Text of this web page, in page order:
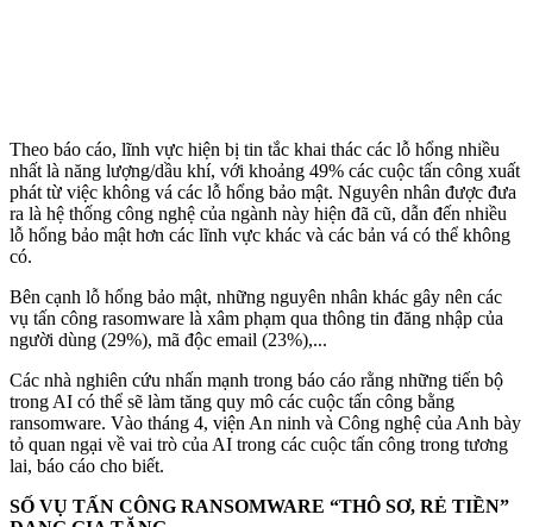
Theo báo cáo, lĩnh vực hiện bị tin tắc khai thác các lỗ hổng nhiều
nhất là năng lượng/dầu khí, với khoảng 49% các cuộc tấn công xuất
phát từ việc không vá các lỗ hổng bảo mật. Nguyên nhân được đưa
ra là hệ thống công nghệ của ngành này hiện đã cũ, dẫn đến nhiều
lỗ hổng bảo mật hơn các lĩnh vực khác và các bản vá có thể không
có.
Bên cạnh lỗ hổng bảo mật, những nguyên nhân khác gây nên các
vụ tấn công rasomware là xâm phạm qua thông tin đăng nhập của
người dùng (29%), mã độc email (23%),...
Các nhà nghiên cứu nhấn mạnh trong báo cáo rằng những tiến bộ
trong AI có thể sẽ làm tăng quy mô các cuộc tấn công bằng
ransomware. Vào tháng 4, viện An ninh và Công nghệ của Anh bày
tỏ quan ngại về vai trò của AI trong các cuộc tấn công trong tương
lai, báo cáo cho biết.
SỐ VỤ TẤN CÔNG RANSOMWARE “THÔ SƠ, RẺ TIỀN”